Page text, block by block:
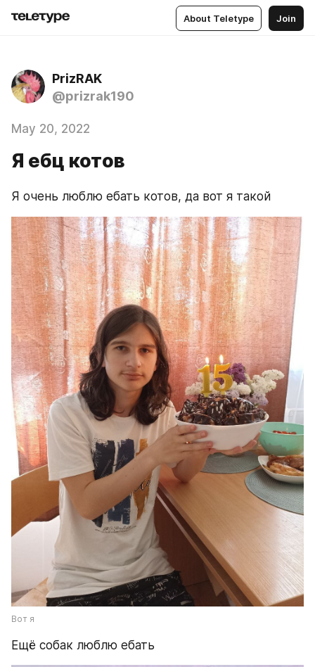
About Teletype Join
PrizRAK
@prizrak190
May 20, 2022
Я ебц котов
Я очень люблю ебать котов, да вот я такой
Вот я
Ещё собак люблю ебать